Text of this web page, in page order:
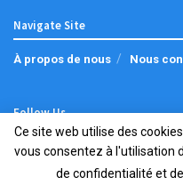
Navigate Site
À propos de nous Nous
Follow Us
Ce site web utilise des
vous consentez à l'utilisation
de confidentialité et